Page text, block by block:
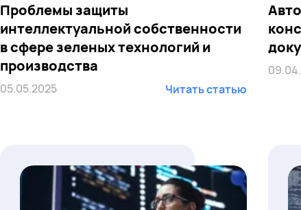
Проблемы защиты
интеллектуальной собственности
в сфере зеленых технологий и
производства
05.05.2025 Читать статью